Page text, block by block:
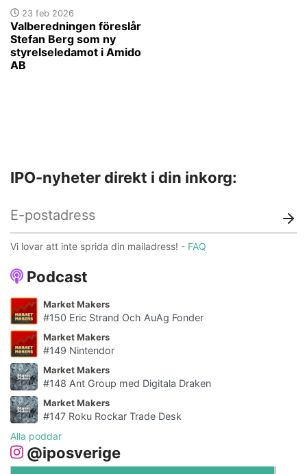
23 feb 2026
Valberedningen föreslår
Stefan Berg som ny
styrelseledamot i Amido
AB
Podcast
Market Makers
#150 Eric Strand Och AuAg Fonder
Market Makers
#149 Nintendor
Market Makers
#148 Ant Group med Digitala Draken
Market Makers
#147 Roku Rockar Trade Desk
Alla poddar
@iposverige
IPO-nyheter direkt i din inkorg:
Vi lovar att inte sprida din mailadress! - FAQ